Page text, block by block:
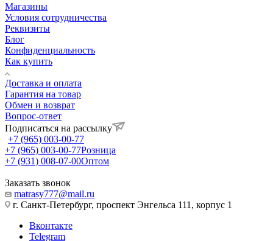
Магазины
Условия сотрудничества
Реквизиты
Блог
Конфиденциальность
Как купить
Доставка и оплата
Гарантия на товар
Обмен и возврат
Вопрос-ответ
Подписаться на рассылку
+7 (965) 003-00-77
+7 (965) 003-00-77Розница
+7 (931) 008-07-00Оптом
Заказать звонок
matrasy777@mail.ru
г. Санкт-Петербург, проспект Энгельса 111, корпус 1
Вконтакте
Telegram